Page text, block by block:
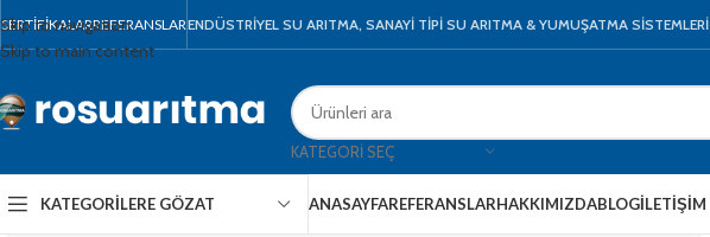
Skip to navigation
Skip to main content
SERTIFIKALARREFERANSLARENDÜSTRİYEL SU ARITMA, SANAYİ TİPİ SU ARITMA & YUMUŞATMA SİSTEMLERİ
KATEGORI SEÇ
KATEGORILERE GÖZAT ANASAYFAREFERANSLARHAKKIMIZDABLOGİLETIŞIM